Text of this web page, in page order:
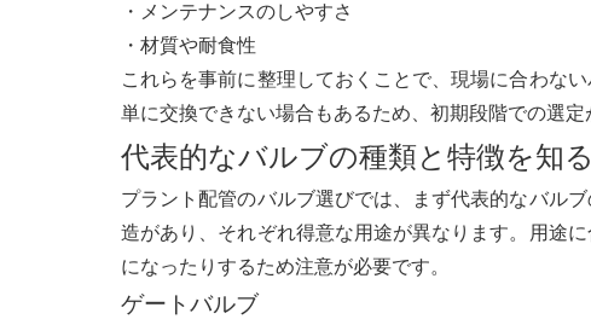
・メンテナンスのしやすさ
・材質や耐食性
これらを事前に整理しておくことで、現場に合わな
単に交換できない場合もあるため、初期段階での選定
代表的なバルブの種類と特徴を知る
プラント配管のバルブ選びでは、まず代表的なバル
造があり、それぞれ得意な用途が異なります。用途
になったりするため注意が必要です。
ゲートバルブ